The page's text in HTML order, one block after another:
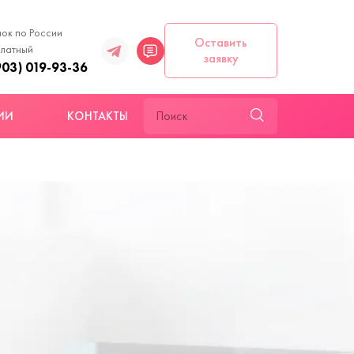
по России
019-93-36
Оставить
заявку
КОНТАКТЫ